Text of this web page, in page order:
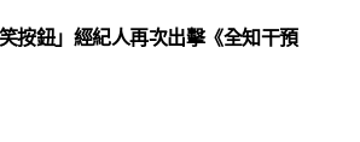
按鈕」經紀人再次出擊《全知干預